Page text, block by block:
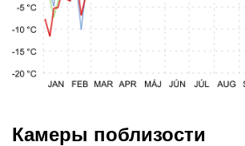
Камеры поблизости